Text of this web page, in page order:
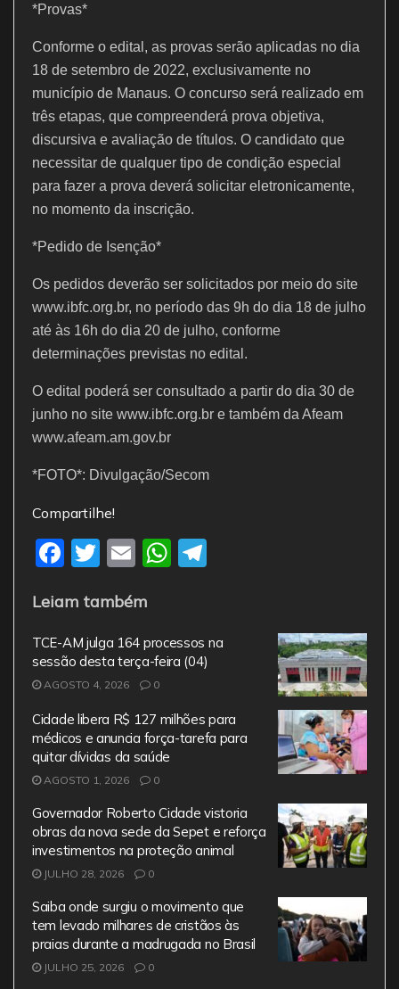
*Provas*
Conforme o edital, as provas serão aplicadas no dia
18 de setembro de 2022, exclusivamente no
município de Manaus. O concurso será realizado em
três etapas, que compreenderá prova objetiva,
discursiva e avaliação de títulos. O candidato que
necessitar de qualquer tipo de condição especial
para fazer a prova deverá solicitar eletronicamente,
no momento da inscrição.
*Pedido de Isenção*
Os pedidos deverão ser solicitados por meio do site
www.ibfc.org.br, no período das 9h do dia 18 de julho
até às 16h do dia 20 de julho, conforme
determinações previstas no edital.
O edital poderá ser consultado a partir do dia 30 de
junho no site www.ibfc.org.br e também da Afeam
www.afeam.am.gov.br
*FOTO*: Divulgação/Secom
Compartilhe!
F
c
e
b
o
o
k
T
itt
er
E
ai
l
W
s
A
p
gr
Leiam também
TCE-AM julga 164 processos na
sessão desta terça-feira (04)
AGOSTO 4, 2026 0
Cidade libera R$ 127 milhões para
médicos e anuncia força-tarefa para
quitar dívidas da saúde
AGOSTO 1, 2026 0
Governador Roberto Cidade vistoria
obras da nova sede da Sepet e reforça
investimentos na proteção animal
JULHO 28, 2026 0
Saiba onde surgiu o movimento que
tem levado milhares de cristãos às
praias durante a madrugada no Brasil
JULHO 25, 2026 0